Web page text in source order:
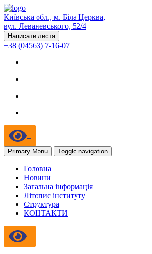
Київська обл., м. Біла Церква,
вул. Леваневського, 52/4
Написати листа
+38 (04563) 7-16-07
Primary Menu Toggle navigation
Головна
Новини
Загальна інформація
Літопис інституту
Структура
КОНТАКТИ